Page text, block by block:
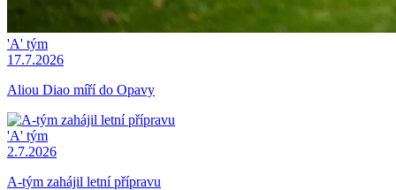
'A' tým
17.7.2026
Aliou Diao míří do Opavy
'A' tým
2.7.2026
A-tým zahájil letní přípravu